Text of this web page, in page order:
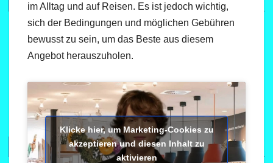
im Alltag und auf Reisen. Es ist jedoch wichtig,
sich der Bedingungen und möglichen Gebühren
bewusst zu sein, um das Beste aus diesem
Angebot herauszuholen.
Klicke hier, um Marketing-Cookies zu
akzeptieren und diesen Inhalt zu
aktivieren